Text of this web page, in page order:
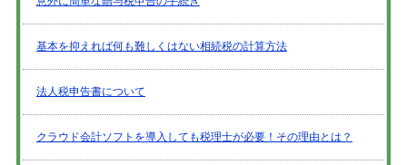
基本を抑えれば何も難しくはない相続税の計算方法
法人税申告書について
クラウド会計ソフトを導入しても税理士が必要！その理由とは？